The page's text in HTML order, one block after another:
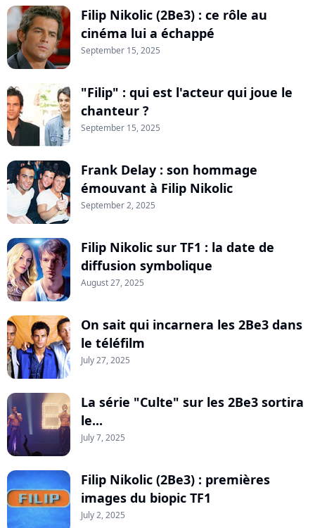
Filip Nikolic (2Be3) : ce rôle au
cinéma lui a échappé
September 15, 2025
"Filip" : qui est l'acteur qui joue le
chanteur ?
September 15, 2025
Frank Delay : son hommage
émouvant à Filip Nikolic
September 2, 2025
Filip Nikolic sur TF1 : la date de
diffusion symbolique
August 27, 2025
On sait qui incarnera les 2Be3 dans
le téléfilm
July 27, 2025
La série "Culte" sur les 2Be3 sortira
le...
July 7, 2025
Filip Nikolic (2Be3) : premières
images du biopic TF1
July 2, 2025